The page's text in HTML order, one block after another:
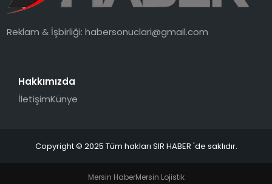
Reklam & İşbirliği:habersonuclari@gmail.com
Hakkımızda
İletişimKünye
Copyright © 2025 Tüm hakları SIR HABER 'de saklıdır.
Mersin HaberMersin Lojistik